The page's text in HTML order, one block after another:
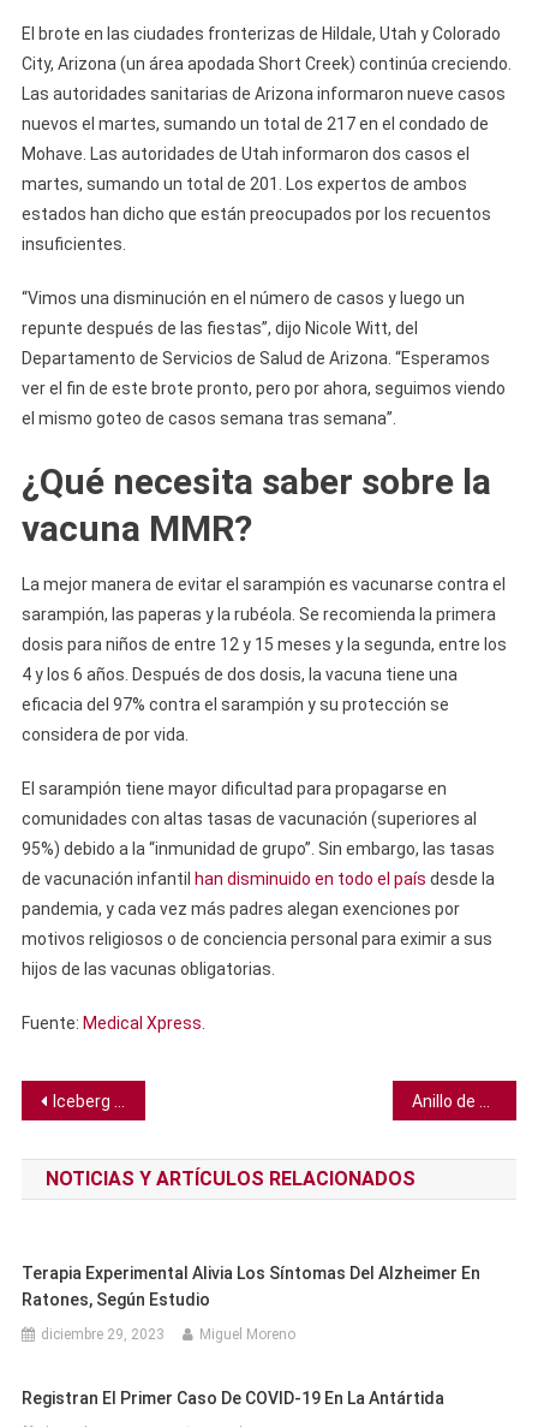
El brote en las ciudades fronterizas de Hildale, Utah y Colorado
City, Arizona (un área apodada Short Creek) continúa creciendo.
Las autoridades sanitarias de Arizona informaron nueve casos
nuevos el martes, sumando un total de 217 en el condado de
Mohave. Las autoridades de Utah informaron dos casos el
martes, sumando un total de 201. Los expertos de ambos
estados han dicho que están preocupados por los recuentos
insuficientes.
“Vimos una disminución en el número de casos y luego un
repunte después de las fiestas”, dijo Nicole Witt, del
Departamento de Servicios de Salud de Arizona. “Esperamos
ver el fin de este brote pronto, pero por ahora, seguimos viendo
el mismo goteo de casos semana tras semana”.
¿Qué necesita saber sobre la
vacuna MMR?
La mejor manera de evitar el sarampión es vacunarse contra el
sarampión, las paperas y la rubéola. Se recomienda la primera
dosis para niños de entre 12 y 15 meses y la segunda, entre los
4 y los 6 años. Después de dos dosis, la vacuna tiene una
eficacia del 97% contra el sarampión y su protección se
considera de por vida.
El sarampión tiene mayor dificultad para propagarse en
comunidades con altas tasas de vacunación (superiores al
95%) debido a la “inmunidad de grupo”. Sin embargo, las tasas
de vacunación infantil han disminuido en todo el país desde la
pandemia, y cada vez más padres alegan exenciones por
motivos religiosos o de conciencia personal para eximir a sus
hijos de las vacunas obligatorias.
Fuente: Medical Xpress
Navegación
de
entradas
Iceberg A23a, alguna vez el más grande del mundo, queda convertido en una “papilla azul” a punto de desaparecer
NOTICIAS Y ARTÍCULOS RELACIONADOS
Terapia Experimental Alivia Los Síntomas Del Alzheimer En
Ratones, Según Estudio
diciembre 29, 2023 Miguel Moreno
Registran El Primer Caso De COVID-19 En La Antártida